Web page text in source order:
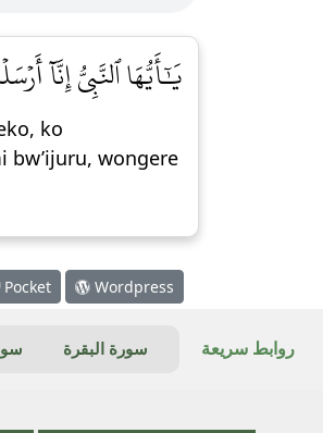
يَٰٓأَيُّهَا ٱلنَّبِيُّ إِنَّآ
ko
bw’ijuru, wongere
Pocket Wordpress
روابط سريعة سورة البقرة